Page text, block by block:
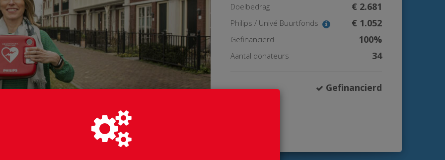
Doelbedrag € 2.681
Philips / Univé Buurtfonds € 1.052
Gefinancierd 100%
Aantal donateurs 34
Gefinancierd